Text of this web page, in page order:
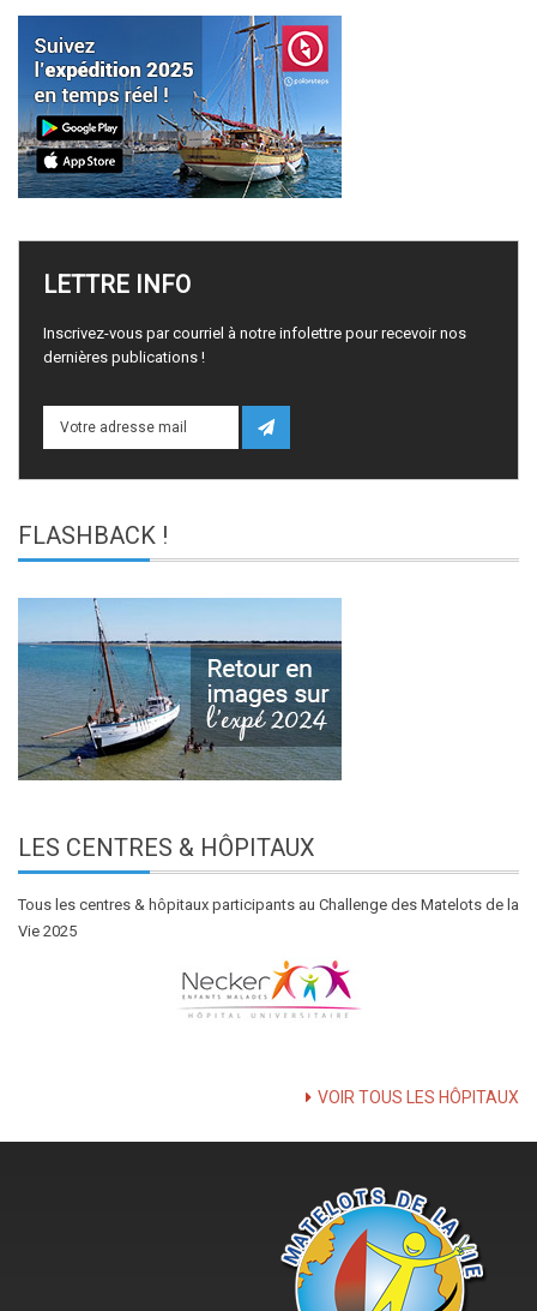
LETTRE INFO
Inscrivez-vous par courriel à notre infolettre pour recevoir nos
dernières publications !
FLASHBACK !
LES CENTRES & HÔPITAUX
Tous les centres & hôpitaux participants au Challenge des Matelots de la
Vie 2025
VOIR TOUS LES HÔPITAUX